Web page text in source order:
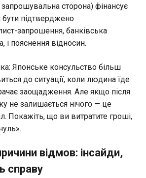
сторона) фінансує
підтверджено
запрошення, банківська
і пояснення відносин.
Японське консульство більш
до ситуації, коли людина їде
заощадження. Але якщо після
не залишається нічого — це
Покажіть, що ви витратите гроші,
відмов: інсайди,
справу